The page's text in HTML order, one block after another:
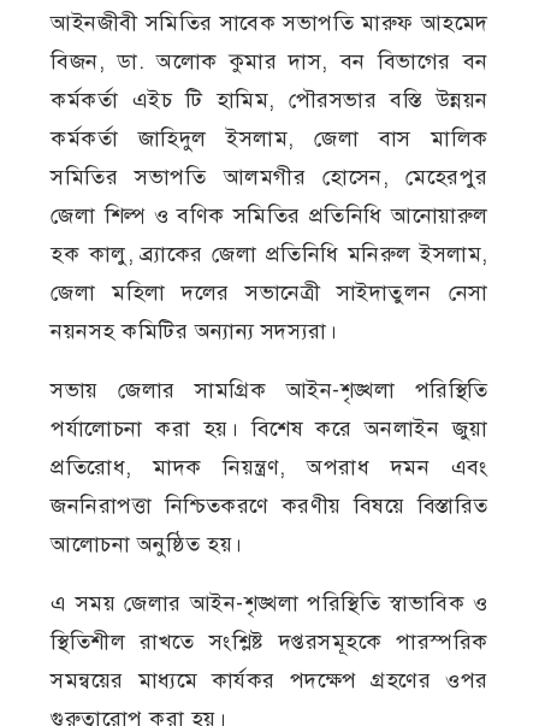
আইনজীবী সমিতির সাবেক সভাপতি মারুফ আহমেদ
বিজন, ডা. অলোক কুমার দাস, বন বিভাগের বন
কর্মকর্তা এইচ টি হামিম, পৌরসভার বস্তি উন্নয়ন
কর্মকর্তা জাহিদুল ইসলাম, জেলা বাস মালিক
সমিতির সভাপতি আলমগীর হোসেন, মেহেরপুর
জেলা শিল্প ও বণিক সমিতির প্রতিনিধি আনোয়ারুল
হক কালু, ব্র্যাকের জেলা প্রতিনিধি মনিরুল ইসলাম,
জেলা মহিলা দলের সভানেত্রী সাইদাতুলন নেসা
নয়নসহ কমিটির অন্যান্য সদস্যরা।
সভায় জেলার সামগ্রিক আইন-শৃঙ্খলা পরিস্থিতি
পর্যালোচনা করা হয়। বিশেষ করে অনলাইন জুয়া
প্রতিরোধ, মাদক নিয়ন্ত্রণ, অপরাধ দমন এবং
জননিরাপত্তা নিশ্চিতকরণে করণীয় বিষয়ে বিস্তারিত
আলোচনা অনুষ্ঠিত হয়।
এ সময় জেলার আইন-শৃঙ্খলা পরিস্থিতি স্বাভাবিক ও
স্থিতিশীল রাখতে সংশ্লিষ্ট দপ্তরসমূহকে পারস্পরিক
সমন্বয়ের মাধ্যমে কার্যকর পদক্ষেপ গ্রহণের ওপর
গুরুত্বারোপ করা হয়।